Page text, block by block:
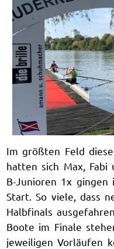
Im größten Feld
hatten sich Max, Fabi
B-Junioren 1x gingen
Start. So viele, dass
Halbfinals
Boote im Finale
jeweiligen Vorläufen